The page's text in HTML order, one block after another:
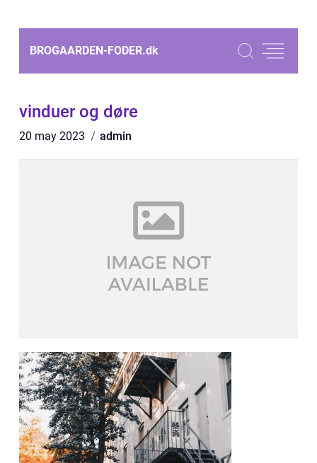
BROGAARDEN-FODER.dk
vinduer og døre
20 may 2023 admin